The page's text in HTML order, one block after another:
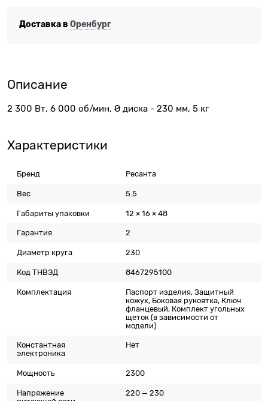
Доставка в Оренбург
Описание
2 300 Вт, 6 000 об/мин, Ø диска - 230 мм, 5 кг
Характеристики
Бренд Ресанта
Вес 5.5
Габариты упаковки 12 × 16 × 48
Гарантия 2
Диаметр круга 230
Код ТНВЭД 8467295100
Комплектация
Паспорт изделия, Защитный
кожух, Боковая рукоятка, Ключ
фланцевый, Комплект угольных
щеток (в зависимости от
модели)
Константная
электроника
Нет
Мощность 2300
Напряжение
220 — 230